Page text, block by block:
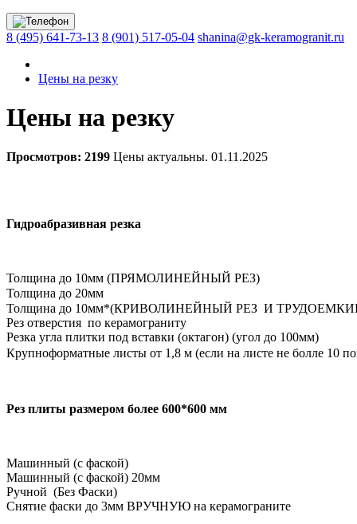
8 (495) 641-73-13 8 (901) 517-05-04 shanina@gk-keramogranit.ru
Цены на резку
Цены на резку
Просмотров: 2199 Цены актуальны. 01.11.2025
Гидроабразивная резка
Толщина до 10мм (ПРЯМОЛИНЕЙНЫЙ РЕЗ)
Толщина до 20мм
Толщина до 10мм*(КРИВОЛИНЕЙНЫЙ РЕЗ И
Рез отверстия по керамограниту
Резка угла плитки под вставки (октагон) (угол до 100мм)
Крупноформатные листы от 1,8 м (если на листе не болле 10
Рез плиты размером более 600*600 мм
Машинный (с фаской)
Машинный (с фаской) 20мм
Ручной (Без Фаски)
Снятие фаски до 3мм ВРУЧНУЮ на керамограните